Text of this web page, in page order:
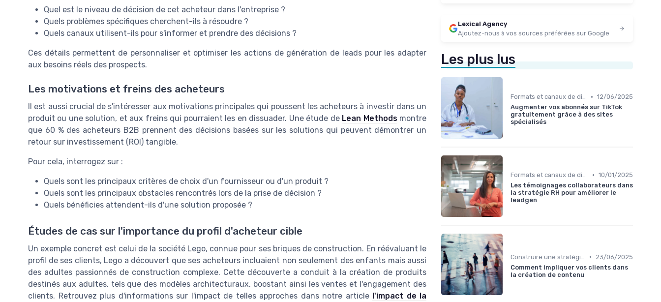
Quel est le niveau de décision de cet acheteur dans l'entreprise ?
Quels problèmes spécifiques cherchent-ils à résoudre ?
Quels canaux utilisent-ils pour s'informer et prendre des décisions ?
Ces détails permettent de personnaliser et optimiser les actions de génération de leads pour les adapter
aux besoins réels des prospects.
Les motivations et freins des acheteurs
Il est aussi crucial de s'intéresser aux motivations principales qui poussent les acheteurs à investir dans un
produit ou une solution, et aux freins qui pourraient les en dissuader. Une étude de Lean Methodsmontre
que 60 % des acheteurs B2B prennent des décisions basées sur les solutions qui peuvent démontrer un
retour sur investissement (ROI) tangible.
Pour cela, interrogez sur :
Quels sont les principaux critères de choix d'un fournisseur ou d'un produit ?
Quels sont les principaux obstacles rencontrés lors de la prise de décision ?
Quels bénéficies attendent-ils d'une solution proposée ?
Études de cas sur l'importance du profil d'acheteur cible
Un exemple concret est celui de la société Lego, connue pour ses briques de construction. En réévaluant le
profil de ses clients, Lego a découvert que ses acheteurs incluaient non seulement des enfants mais aussi
des adultes passionnés de construction complexe. Cette découverte a conduit à la création de produits
destinés aux adultes, tels que des modèles architecturaux, boostant ainsi les ventes et l'engagement des
clients. Retrouvez plus d'informations sur l'impact de telles approches dans notre article l'impact de la
Lexical Agency
Ajoutez-nous à vos sources préférées sur Google
Les plus lus
Formats et canaux de diffusion • 12/06/2025
Augmenter vos abonnés sur TikTok
gratuitement grâce à des sites
spécialisés
Formats et canaux de diffusion • 10/01/2025
Les témoignages collaborateurs dans
la stratégie RH pour améliorer le
leadgen
•
23/06/2025
Comment impliquer vos clients dans
la création de contenu